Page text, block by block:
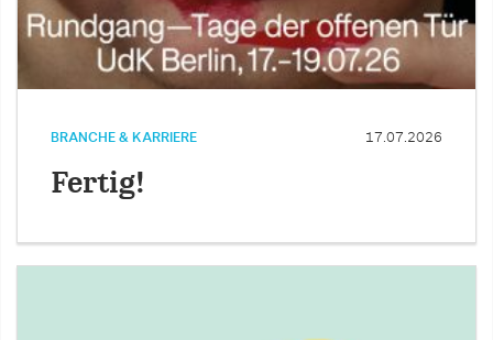
BRANCHE & KARRIERE 17.07.2026
Fertig!